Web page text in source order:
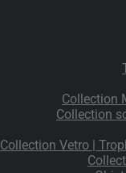
Collection
Collection
Collection Vetro |